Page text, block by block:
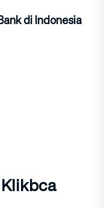
di Indonesia